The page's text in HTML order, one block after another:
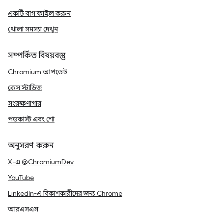
একটি বাগ ফাইল করুন
খোলা সমস্যা দেখুন
সম্পর্কিত বিষয়বস্তু
Chromium আপডেট
কেস স্টাডিজ
সংরক্ষণাগার
পডকাস্ট এবং শো
অনুসরণ করুন
X-এ @ChromiumDev
YouTube
LinkedIn-এ বিকাশকারীদের জন্য Chrome
আরএসএস